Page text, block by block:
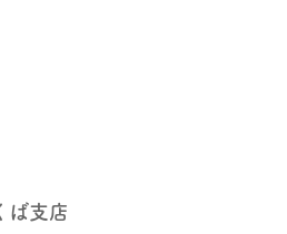
ば支店